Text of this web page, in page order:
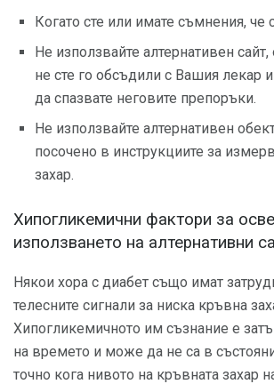
Когато сте или имате съмнения, че
Не използвайте алтернативен
не сте го обсъдили с Вашия лекар
да спазвате неговите препоръки.
Не използвайте алтернативен
посочено в инструкциите за
захар.
Хипогликемични фактори за
използването на алтернативни
Някои хора с диабет също имат
телесните сигнали за ниска кръвна
Хипогликемичното им съзнание е
на времето и може да не са в
точно кога нивото на кръвната захар